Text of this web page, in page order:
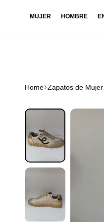
MUJER HOMBRE
Home Zapatos de Mujer